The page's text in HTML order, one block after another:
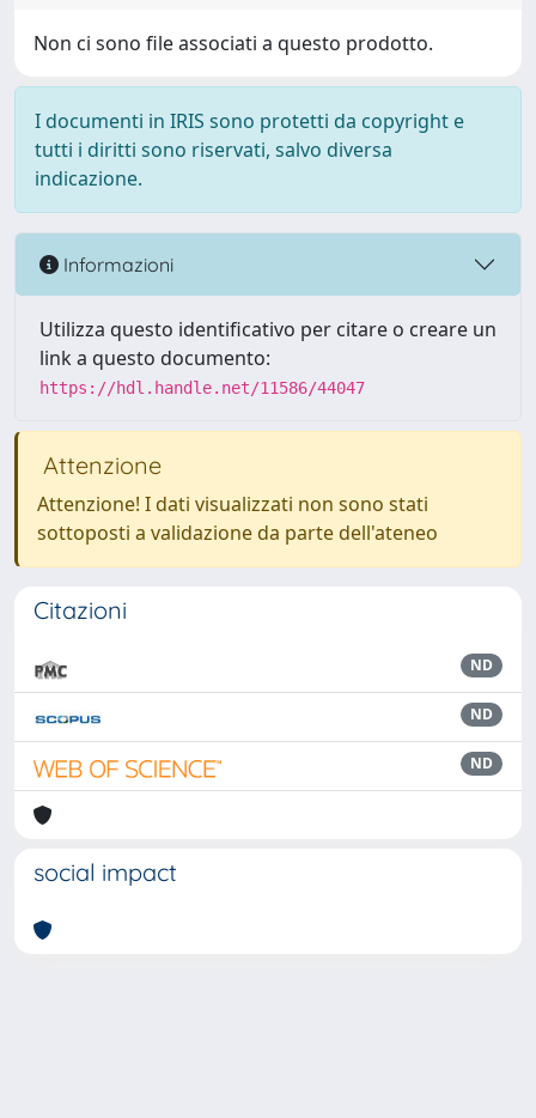
Non ci sono file associati a questo prodotto.
I documenti in IRIS sono protetti da copyright e
tutti i diritti sono riservati, salvo diversa
indicazione.
Informazioni
Utilizza questo identificativo per citare o creare un
link a questo documento:
https://hdl.handle.net/11586/44047
Attenzione
Attenzione! I dati visualizzati non sono stati
sottoposti a validazione da parte dell'ateneo
Citazioni
ND
ND
ND
social impact